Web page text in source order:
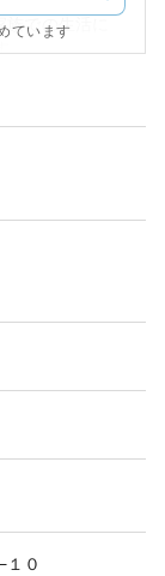
での生活に
ます。ま
やすいこと
と考えられ
によりそのリ
周辺地域の
様々な角度
ています
１０